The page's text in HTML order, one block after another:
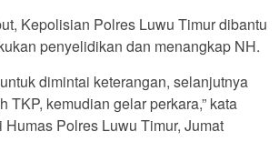
Kepolisian Polres Luwu Timur dibantu
penyelidikan dan menangkap NH.
dimintai keterangan, selanjutnya
TKP, kemudian gelar perkara,” kata
Humas Polres Luwu Timur, Jumat